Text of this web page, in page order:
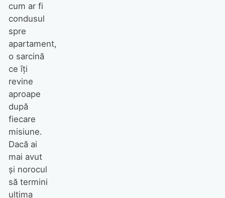
cum ar fi
condusul
spre
apartament,
o sarcină
ce îţi
revine
aproape
după
fiecare
misiune.
Dacă ai
mai avut
şi norocul
să termini
ultima